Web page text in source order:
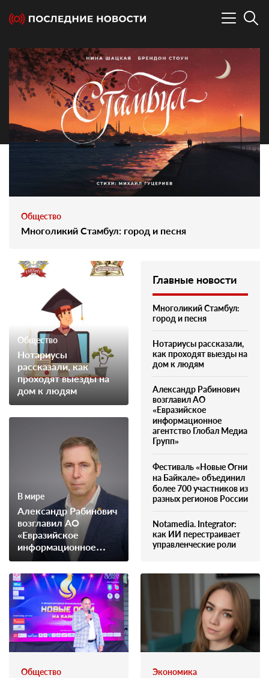
Общество
Многоликий Стамбул: город и песня
Общество
Нотариусы
рассказали, как
проходят выезды на
дом к людям
В мире
Александр Рабинович
возглавил АО
«Евразийское
информационное
агентство Глобал
Общество Экономика
Главные новости
Многоликий Стамбул:
город и песня
Нотариусы рассказали,
как проходят выезды на
дом к людям
Александр Рабинович
возглавил АО
«Евразийское
информационное
агентство Глобал Медиа
Групп»
Фестиваль «Новые Огни
на Байкале» объединил
более 700 участников из
разных регионов России
Notamedia. Integrator:
как ИИ перестраивает
управленческие роли